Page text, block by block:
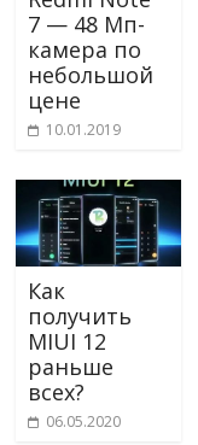
7 — 48 Мп-
камера по
небольшой
цене
10.01.2019
Как
получить
MIUI 12
раньше
всех?
06.05.2020